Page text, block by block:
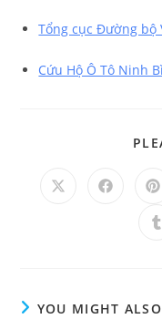
Tổng cục Đường bộ
Cứu Hộ Ô Tô Ninh
YOU MIGHT